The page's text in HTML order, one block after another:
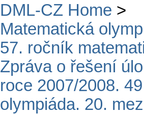
DML-CZ Home
Matematická
57. ročník
Zpráva o řešení
roce 2007/2008.
olympiáda. 20.